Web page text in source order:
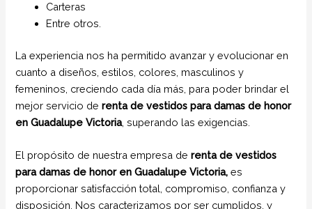
Carteras
Entre otros.
La experiencia nos ha permitido avanzar y evolucionar en
cuanto a diseños, estilos, colores, masculinos y
femeninos, creciendo cada día más, para poder brindar el
mejor servicio derenta de vestidos para damas de honor
en Guadalupe Victoria, superando las exigencias.
El propósito de nuestra empresa derenta de vestidos
para damas de honor en Guadalupe Victoria, es
proporcionar satisfacción total, compromiso, confianza y
disposición. Nos caracterizamos por ser cumplidos, y